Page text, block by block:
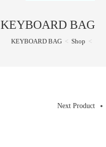
KEYBOARD BAG
>
Shop
>
KEYBOARD BAG
Next Product